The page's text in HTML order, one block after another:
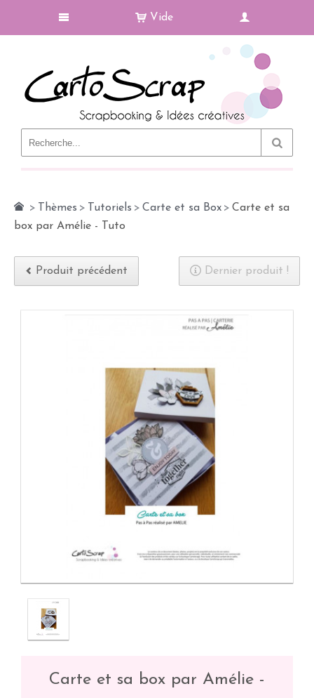
Vide
> Thèmes > Tutoriels > Carte et sa Box > Carte et sa
box par Amélie - Tuto
Produit précédent Dernier produit !
Carte et sa box par Amélie -